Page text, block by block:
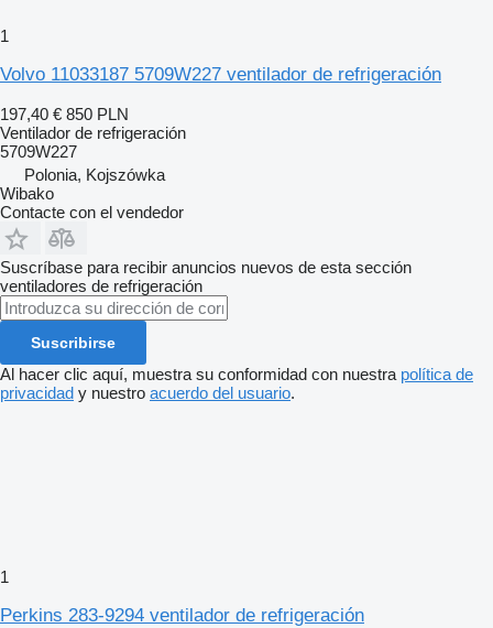
1
Volvo 11033187 5709W227 ventilador de refrigeración
197,40 € 850 PLN
Ventilador de refrigeración
5709W227
Polonia, Kojszówka
Wibako
Contacte con el vendedor
Suscríbase para recibir anuncios nuevos de esta sección
ventiladores de refrigeración
Suscribirse
Al hacer clic aquí, muestra su conformidad con nuestra política de
privacidad y nuestro acuerdo del usuario.
1
Perkins 283-9294 ventilador de refrigeración